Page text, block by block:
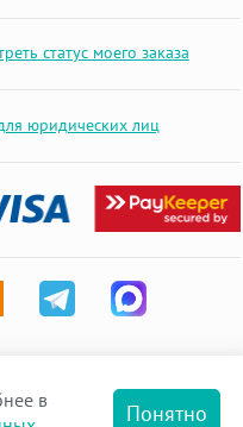
статус моего заказа
юридических лиц
в
Понятно